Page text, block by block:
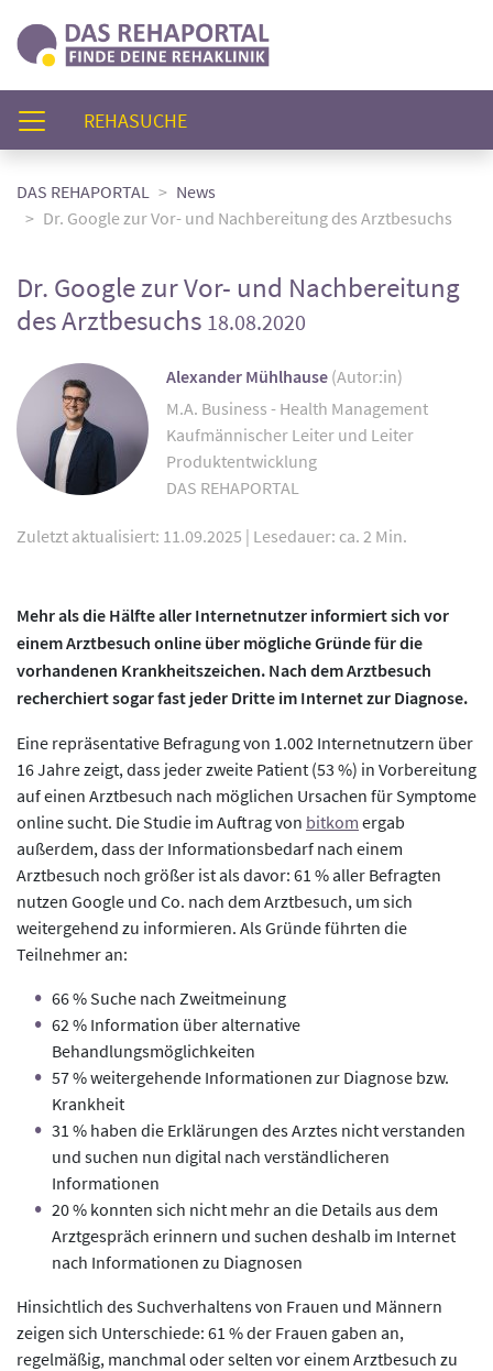
REHASUCHE(AKTUELL)
DAS REHAPORTAL
News
Dr. Google zur Vor- und Nachbereitung des Arztbesuchs
Dr. Google zur Vor- und Nachbereitung
des Arztbesuchs 18.08.2020
Alexander Mühlhause (Autor:in)
M.A. Business - Health Management
Kaufmännischer Leiter und Leiter
Produktentwicklung
DAS REHAPORTAL
Zuletzt aktualisiert: 11.09.2025 | Lesedauer: ca. 2 Min.
Mehr als die Hälfte aller Internetnutzer informiert sich vor
einem Arztbesuch online über mögliche Gründe für die
vorhandenen Krankheitszeichen. Nach dem Arztbesuch
recherchiert sogar fast jeder Dritte im Internet zur Diagnose.
Eine repräsentative Befragung von 1.002 Internetnutzern über
16 Jahre zeigt, dass jeder zweite Patient (53 %) in Vorbereitung
auf einen Arztbesuch nach möglichen Ursachen für Symptome
online sucht. Die Studie im Auftrag von bitkom ergab
außerdem, dass der Informationsbedarf nach einem
Arztbesuch noch größer ist als davor: 61 % aller Befragten
nutzen Google und Co. nach dem Arztbesuch, um sich
weitergehend zu informieren. Als Gründe führten die
Teilnehmer an:
66 % Suche nach Zweitmeinung
62 % Information über alternative
Behandlungsmöglichkeiten
57 % weitergehende Informationen zur Diagnose bzw.
Krankheit
31 % haben die Erklärungen des Arztes nicht verstanden
und suchen nun digital nach verständlicheren
Informationen
20 % konnten sich nicht mehr an die Details aus dem
Arztgespräch erinnern und suchen deshalb im Internet
nach Informationen zu Diagnosen
Hinsichtlich des Suchverhaltens von Frauen und Männern
zeigen sich Unterschiede: 61 % der Frauen gaben an,
regelmäßig, manchmal oder selten vor einem Arztbesuch zu